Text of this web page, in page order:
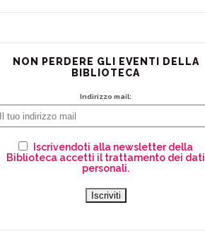
NON PERDERE GLI EVENTI DELLA
BIBLIOTECA
Indirizzo mail:
Iscrivendoti alla newsletter della
Biblioteca accetti il trattamento dei dati
personali.